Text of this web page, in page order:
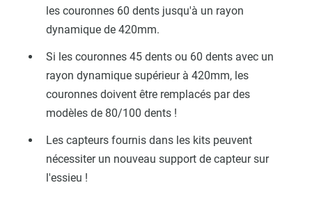
les couronnes 60 dents jusqu'à un rayon
dynamique de 420mm.
Si les couronnes 45 dents ou 60 dents avec un
rayon dynamique supérieur à 420mm, les
couronnes doivent être remplacés par des
modèles de 80/100 dents !
Les capteurs fournis dans les kits peuvent
nécessiter un nouveau support de capteur sur
l'essieu !